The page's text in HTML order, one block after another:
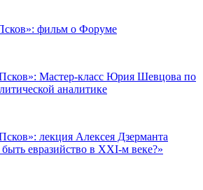
фильм о Форуме
Мастер-класс Юрия Шевцова по
аналитике
лекция Алексея Дзерманта
евразийство в XXI-м веке?»